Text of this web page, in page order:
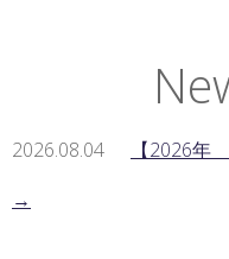
2026.08.04
【2026年
→